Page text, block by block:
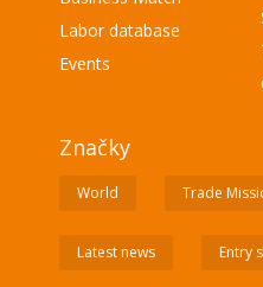
Labor database
Events
Značky
World Trade
Latest news Entry